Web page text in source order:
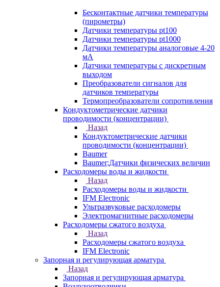
Бесконтактные датчики температуры
(пирометры)
Датчики температуры pt100
Датчики температуры pt1000
Датчики температуры аналоговые 4-20
мА
Датчики температуры с дискретным
выходом
Преобразователи сигналов для
датчиков температуры
Термопреобразователи сопротивления
Кондуктометрические датчики
проводимости (концентрации)
Назад
Кондуктометрические датчики
проводимости (концентрации)
Baumer
Baumer;Датчики физических величин
Расходомеры воды и жидкости
Назад
Расходомеры воды и жидкости
IFM Electronic
Ультразвуковые расходомеры
Электромагнитные расходомеры
Расходомеры сжатого воздуха
Назад
Расходомеры сжатого воздуха
IFM Electronic
Запорная и регулирующая арматура
Назад
Запорная и регулирующая арматура